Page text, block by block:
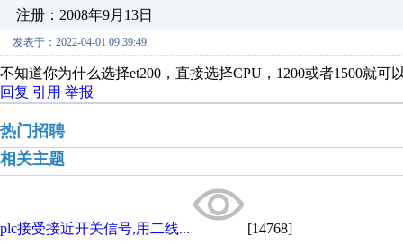
注册：2008年9月13日
发表于：2022-04-01 09:39:49
不知道你为什么选择et200，直接选择CPU，1200或者1500就可
回复 引用 举报
热门招聘
相关主题
plc接受接近开关信号,用二线... [14768]